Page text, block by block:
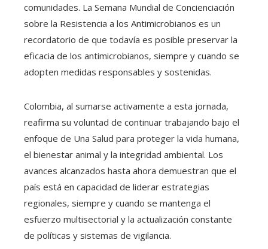
comunidades. La Semana Mundial de Concienciación
sobre la Resistencia a los Antimicrobianos es un
recordatorio de que todavía es posible preservar la
eficacia de los antimicrobianos, siempre y cuando se
adopten medidas responsables y sostenidas.
Colombia, al sumarse activamente a esta jornada,
reafirma su voluntad de continuar trabajando bajo el
enfoque de Una Salud para proteger la vida humana,
el bienestar animal y la integridad ambiental. Los
avances alcanzados hasta ahora demuestran que el
país está en capacidad de liderar estrategias
regionales, siempre y cuando se mantenga el
esfuerzo multisectorial y la actualización constante
de políticas y sistemas de vigilancia.